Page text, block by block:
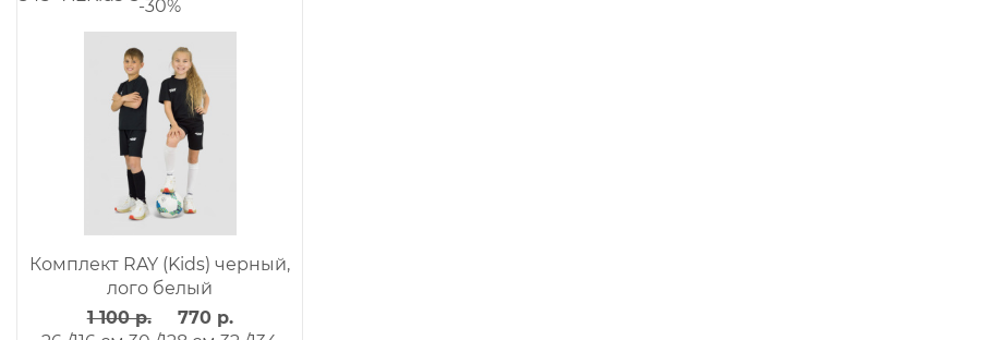
-30%
Комплект RAY (Kids) черный,
лого белый
1 100 р.
770 р.